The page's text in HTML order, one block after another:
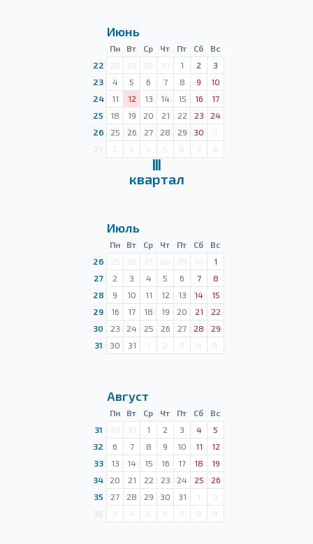
Июнь
Пн Вт Ср Чт Пт Сб
Вс
22
28 29 30 31 1 2
3
23
4 5 6 7 8 9
10
24
11 12 13 14 15 16
17
25
18 19 20 21 22 23
24
26
25 26 27 28 29 30
1
2 3 4 5 6 7 8
Ⅲ
квартал
Июль
Пн Вт Ср Чт Пт Сб
Вс
26
25 26 27 28 29 30
1
27
2 3 4 5 6 7
8
28
9 10 11 12 13 14
15
29
16 17 18 19 20 21
22
30
23 24 25 26 27 28
29
31
30 31 1 2 3 4 5
Август
Пн Вт Ср Чт Пт Сб
Вс
31
30 31 1 2 3 4
5
32
6 7 8 9 10 11
12
33
13 14 15 16 17 18
19
34
20 21 22 23 24 25
26
35
27 28 29 30 31 1
2
3 4 5 6 7 8 9